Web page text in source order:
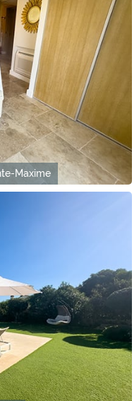
Maxime